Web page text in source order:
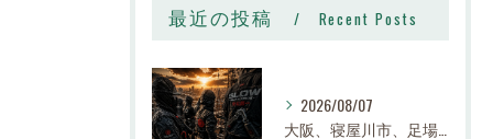
最近の投稿 Recent Posts
2026/08/07